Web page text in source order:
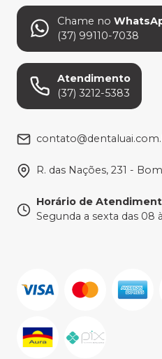
Chame no
(37) 99110-7038
Atendimento
(37) 3212-5383
R. das Nações, 231 -
Horário de
Segunda a sexta das 08